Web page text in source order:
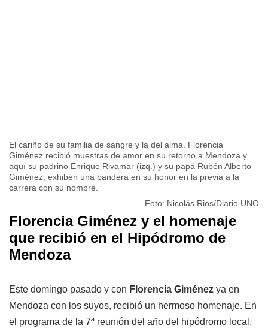
El cariño de su familia de sangre y la del alma. Florencia
Giménez recibió muestras de amor en su retorno a Mendoza y
aquí su padrino Enrique Rivamar (izq.) y su papá Rubén Alberto
Giménez, exhiben una bandera en su honor en la previa a la
carrera con su nombre.
Foto: Nicolás Rios/Diario UNO
Florencia Giménez y el homenaje
que recibió en el Hipódromo de
Mendoza
Este domingo pasado y con Florencia Giménez ya en
Mendoza con los suyos, recibió un hermoso homenaje. En
el programa de la 7ª reunión del año del hipódromo local,